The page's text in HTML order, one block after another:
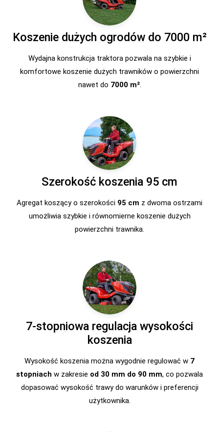
Koszenie dużych ogrodów do 7000 m²
Wydajna konstrukcja traktora pozwala na szybkie i
komfortowe koszenie dużych trawników o powierzchni
nawet do 7000 m².
Szerokość koszenia 95 cm
Agregat koszący o szerokości 95 cm z dwoma ostrzami
umożliwia szybkie i równomierne koszenie dużych
powierzchni trawnika.
7-stopniowa regulacja wysokości
koszenia
Wysokość koszenia można wygodnie regulować w 7
stopniach w zakresie od 30 mm do 90 mm, co pozwala
dopasować wysokość trawy do warunków i preferencji
użytkownika.